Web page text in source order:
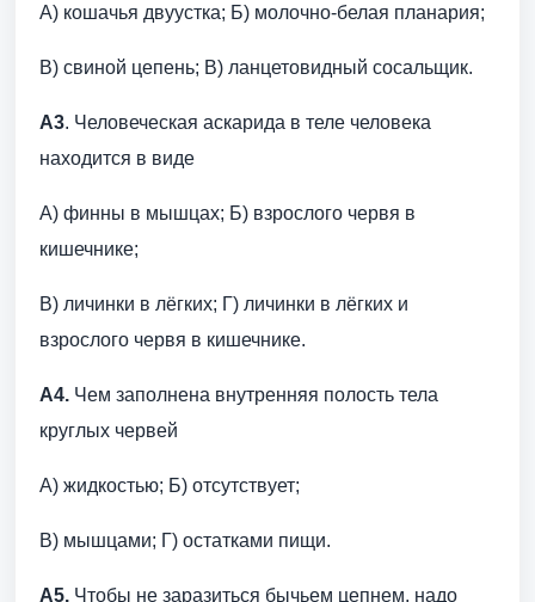
А) кошачья двуустка; Б) молочно-белая планария;
В) свиной цепень; В) ланцетовидный сосальщик.
А3. Человеческая аскарида в теле человека
находится в виде
А) финны в мышцах; Б) взрослого червя в
кишечнике;
В) личинки в лёгких; Г) личинки в лёгких и
взрослого червя в кишечнике.
А4. Чем заполнена внутренняя полость тела
круглых червей
А) жидкостью; Б) отсутствует;
В) мышцами; Г) остатками пищи.
А5. Чтобы не заразиться бычьем цепнем, надо